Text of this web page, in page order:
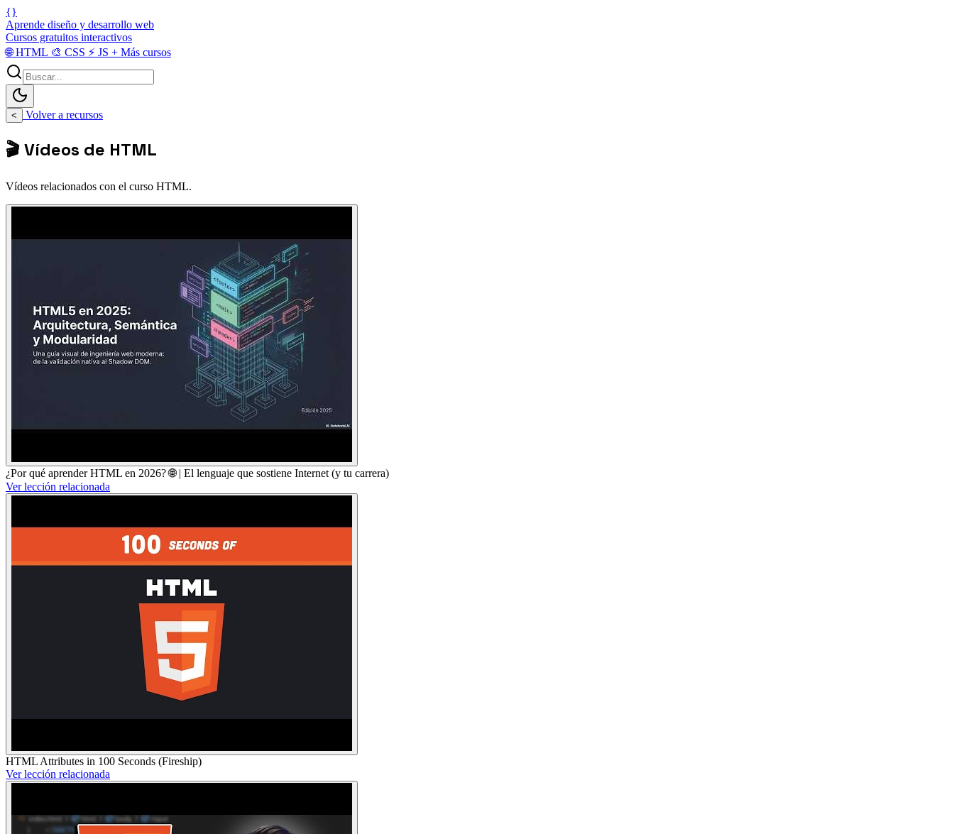
{}
Aprende diseño y desarrollo web
Cursos gratuitos interactivos
🌐HTML 🎨 CSS ⚡ JS + Más cursos
< Volver a recursos
🎬 Vídeos de HTML
Vídeos relacionados con el curso HTML.
¿Por qué aprender HTML en 2026? 🌐 | El lenguaje que sostiene Internet (y tu carrera)
Ver lección relacionada
HTML Attributes in 100 Seconds (Fireship)
Ver lección relacionada